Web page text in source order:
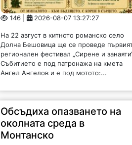
146 | 2026-08-07 13:27:27
На 22 август в китното романско село
Долна Бешовица ще се проведе
регионален фестивал „Сирене и
Събитието е под патронажа на кмета
Ангел Ангелов и е под мотото:...
Обсъдиха опазването на
околната среда в
Монтанско